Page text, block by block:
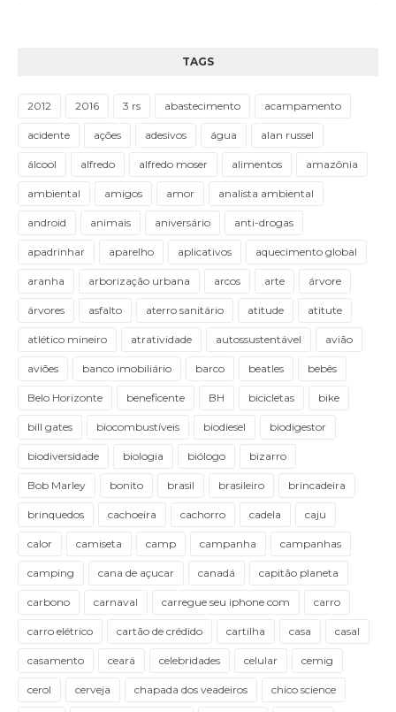
TAGS
2012 2016 3 rs abastecimento acampamento
acidente ações adesivos água alan russel
álcool alfredo alfredo moser alimentos amazônia
ambiental amigos amor analista ambiental
android animais aniversário anti-drogas
apadrinhar aparelho aplicativos aquecimento global
aranha arborização urbana arcos arte árvore
árvores asfalto aterro sanitário atitude atitute
atlético mineiro atratividade autossustentável avião
aviões banco imobiliário barco beatles bebês
Belo Horizonte beneficente BH bicicletas bike
bill gates biocombustíveis biodiesel biodigestor
biodiversidade biologia biólogo bizarro
Bob Marley bonito brasil brasileiro brincadeira
brinquedos cachoeira cachorro cadela caju
calor camiseta camp campanha campanhas
camping cana de açucar canadá capitão planeta
carbono carnaval carregue seu iphone com carro
carro elétrico cartão de crédido cartilha casa casal
casamento ceará celebridades celular cemig
cerol cerveja chapada dos veadeiros chico science